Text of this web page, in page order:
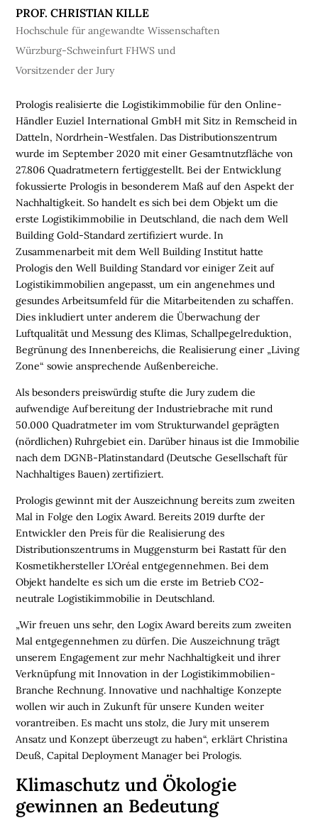
I
K
M
M
O
B
I
L
I
E
N
L
O
G
I
S
T
I
R
E
G
I
O
N
E
N
A
H
E
N
F
O
N
D
S
E
N
Prologis realisierte die Logistikimmobilie für den Online-
Händler Euziel International GmbH mit Sitz in Remscheid in
Datteln, Nordrhein-Westfalen. Das Distributionszentrum
wurde im September 2020 mit einer Gesamtnutzfläche von
27.806 Quadratmetern fertiggestellt. Bei der Entwicklung
fokussierte Prologis in besonderem Maß auf den Aspekt der
Nachhaltigkeit. So handelt es sich bei dem Objekt um die
erste Logistikimmobilie in Deutschland, die nach dem Well
Building Gold-Standard zertifiziert wurde. In
Zusammenarbeit mit dem Well Building Institut hatte
Prologis den Well Building Standard vor einiger Zeit auf
Logistikimmobilien angepasst, um ein angenehmes und
gesundes Arbeitsumfeld für die Mitarbeitenden zu schaffen.
Dies inkludiert unter anderem die Überwachung der
Luftqualität und Messung des Klimas, Schallpegelreduktion,
Begrünung des Innenbereichs, die Realisierung einer „Living
Zone“ sowie ansprechende Außenbereiche.
Als besonders preiswürdig stufte die Jury zudem die
aufwendige Aufbereitung der Industriebrache mit rund
50.000 Quadratmeter im vom Strukturwandel geprägten
(nördlichen) Ruhrgebiet ein. Darüber hinaus ist die Immobilie
nach dem DGNB-Platinstandard (Deutsche Gesellschaft für
Nachhaltiges Bauen) zertifiziert.
Prologis gewinnt mit der Auszeichnung bereits zum zweiten
Mal in Folge den Logix Award. Bereits 2019 durfte der
Entwickler den Preis für die Realisierung des
Distributionszentrums in Muggensturm bei Rastatt für den
Kosmetikhersteller L’Oréal entgegennehmen. Bei dem
Objekt handelte es sich um die erste im Betrieb CO2-
neutrale Logistikimmobilie in Deutschland.
„Wir freuen uns sehr, den Logix Award bereits zum zweiten
Mal entgegennehmen zu dürfen. Die Auszeichnung trägt
unserem Engagement zur mehr Nachhaltigkeit und ihrer
Verknüpfung mit Innovation in der Logistikimmobilien-
Branche Rechnung. Innovative und nachhaltige Konzepte
wollen wir auch in Zukunft für unsere Kunden weiter
vorantreiben. Es macht uns stolz, die Jury mit unserem
Ansatz und Konzept überzeugt zu haben“, erklärt Christina
Deuß, Capital Deployment Manager bei Prologis.
Klimaschutz und Ökologie
gewinnen an Bedeutung
PROF. CHRISTIAN KILLE
Hochschule für angewandte Wissenschaften
Würzburg-Schweinfurt FHWS und
Vorsitzender der Jury